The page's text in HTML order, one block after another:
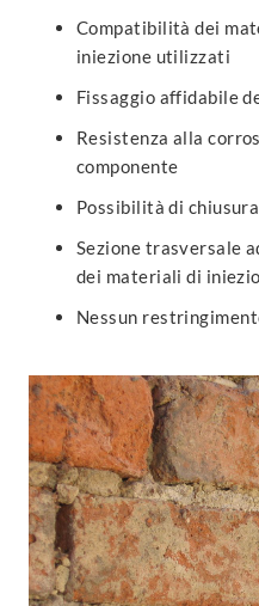
Compatibilità dei
iniezione utilizzati
Fissaggio affidabile
Resistenza alla
componente
Possibilità di chiusura
Sezione trasversale
dei materiali di
Nessun